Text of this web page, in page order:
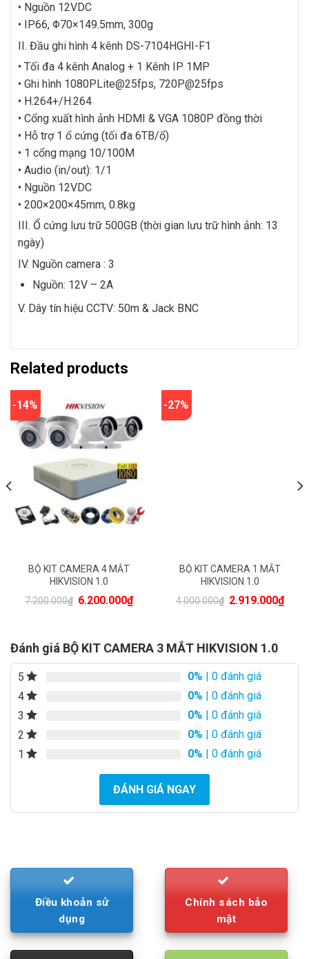
• Nguồn 12VDC
• IP66, Φ70×149.5mm, 300g
II. Đầu ghi hình 4 kênh DS-7104HGHI-F1
• Tối đa 4 kênh Analog + 1 Kênh IP 1MP
• Ghi hình 1080PLite@25fps, 720P@25fps
• H.264+/H.264
• Cổng xuất hình ảnh HDMI & VGA 1080P đồng thời
• Hỗ trợ 1 ổ cứng (tối đa 6TB/ổ)
• 1 cổng mạng 10/100M
• Audio (in/out): 1/1
• Nguồn 12VDC
• 200×200×45mm, 0.8kg
III. Ổ cứng lưu trữ 500GB (thời gian lưu trữ hình ảnh: 13
ngày)
IV. Nguồn camera : 3
Nguồn: 12V – 2A
V. Dây tín hiệu CCTV: 50m & Jack BNC
Related products
-14%
BỘ KIT CAMERA 4 MẮT
HIKVISION 1.0
7.200.000₫ Original
6.200.000₫Current
7200000đ
-27%
BỘ KIT CAMERA 1 MẮT
HIKVISION 1.0
4.000.000₫ Original
2.919.000₫
Đánh giá BỘ KIT CAMERA 3 MẮT HIKVISION 1.0
5 0% | 0 đánh giá
4
0% | 0 đánh giá
3
0% | 0 đánh giá
2
0% | 0 đánh giá
1
0% | 0 đánh giá
ĐÁNH GIÁ NGAY
Điều khoản sử
dụng
Chính sách bảo
mật